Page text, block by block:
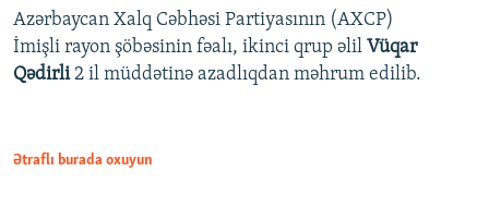
Azərbaycan Xalq Cəbhəsi Partiyasının (AXCP)
İmişli rayon şöbəsinin fəalı, ikinci qrup əlil Vüqar
Qədirli2 il müddətinə azadlıqdan məhrum edilib.
Ətraflı burada oxuyun